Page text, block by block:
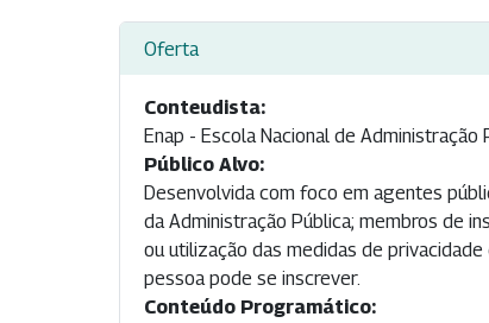
Oferta
Conteudista:
Enap - Escola Nacional de Administração
Público Alvo:
Desenvolvida com foco em agentes
da Administração Pública; membros de
ou utilização das medidas de
pessoa pode se inscrever.
Conteúdo Programático: